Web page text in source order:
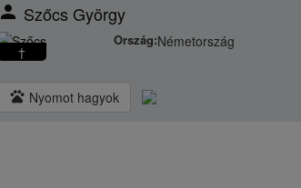
person Szőcs György
†
Ország:Németország
pets Nyomot hagyok